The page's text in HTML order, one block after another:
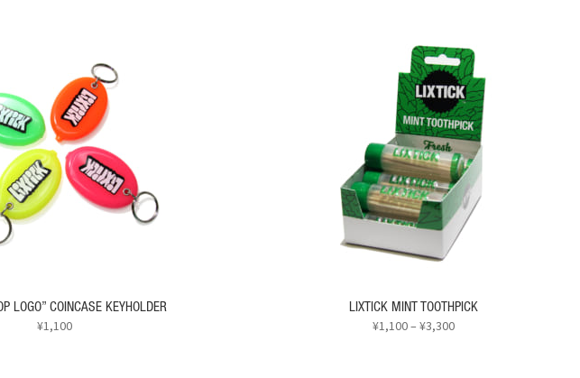
LOGO” COINCASE KEYHOLDER
¥1,100
LIXTICK MINT TOOTHPICK
¥1,100–¥3,300価